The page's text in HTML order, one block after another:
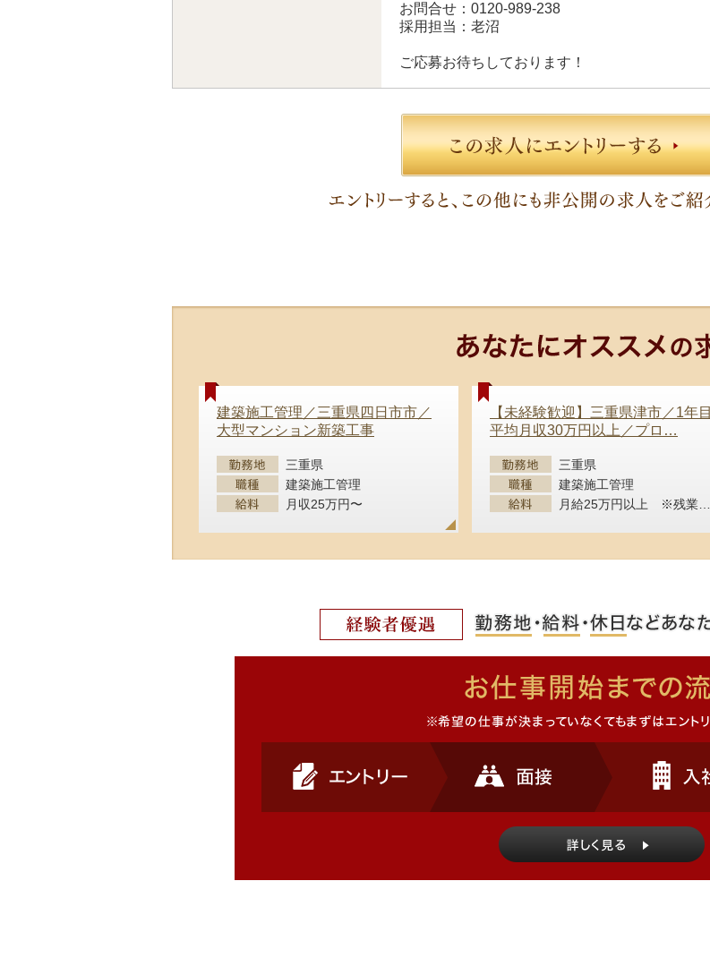
お問合せ：0120-989-238
採用担当：老沼
ご応募お待ちしております！
建築施工管理／三重県四日市市／
大型マンション新築工事
三重県
建築施工管理
月収25万円〜
【未経験歓迎】三重県津市／1年目
平均月収30万円以上／プロ …
三重県
建築施工管理